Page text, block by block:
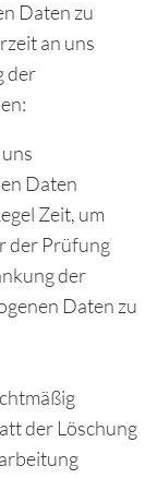
Daten zu
an uns
der
Daten
Zeit, um
der Prüfung
der
Daten zu
der Löschung